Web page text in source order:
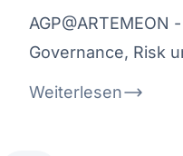
AGP@ARTEMEON
Governance, Risk
Weiterlesen